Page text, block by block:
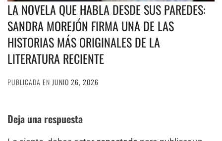
LA NOVELA QUE HABLA DESDE SUS PAREDES:
SANDRA MOREJÓN FIRMA UNA DE LAS
HISTORIAS MÁS ORIGINALES DE LA
LITERATURA RECIENTE
PUBLICADA EN JUNIO 26, 2026
Deja una respuesta